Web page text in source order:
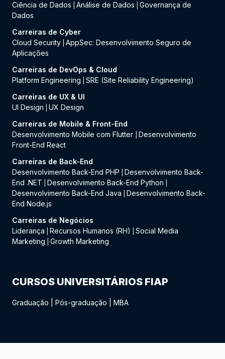
Ciência de Dados
Análise de Dados
Governança de
Dados
Carreiras de Cyber
Cloud Security AppSec: Desenvolvimento Seguro de
Aplicações
Carreiras de DevOps & Cloud
Platform Engineering
SRE (Site Reliability Engineering)
Carreiras de UX & UI
UI Design
UX Design
Carreiras de Mobile & Front-End
Desenvolvimento Mobile com Flutter
Desenvolvimento
Front-End React
Carreiras de Back-End
Desenvolvimento Back-End PHP
Desenvolvimento Back-
End .NET
Desenvolvimento Back-End Python
Desenvolvimento Back-End Java
Desenvolvimento Back-
End Node.js
Carreiras de Negócios
Liderança
Recursos Humanos (RH)
Social Media
Marketing
Growth Marketing
CURSOS UNIVERSITÁRIOS FIAP
Graduação Pós-graduação MBA